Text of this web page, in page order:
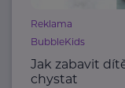
Reklama
BubbleKids
Jak zabavit
chystat